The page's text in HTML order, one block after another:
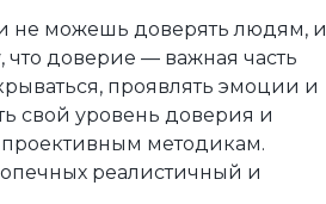
не можешь доверять людям, и
доверие — важная часть
проявлять эмоции и
свой уровень доверия и
методикам.
реалистичный и